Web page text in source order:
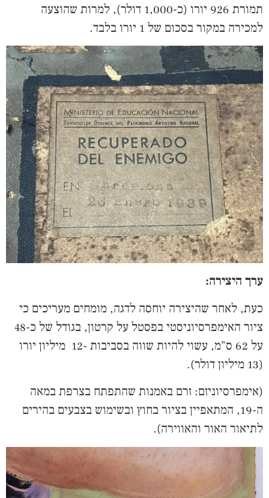
תמורת 926 יורו (כ-1,000 דולר), למרות שהוצעה
למכירה במקור בסכום של 1 יורו בלבד.
ערך היצירה:
כעת, לאחר שהיצירה יוחסה לדגה, מומחים מעריכים כי
ציור האימפרסיוניסטי בפסטל על קרטון, בגודל של כ-48
על 62 ס"מ, עשוי להיות שווה בסביבות -12 מיליון יורו
(13 מיליון דולר).
(אימפרסיוניזם: זרם באמנות שהתפתח בצרפת במאה
ה-19, המתאפיין בציור בחוץ ובשימוש בצבעים בהירים
לתיאור האור והאווירה).